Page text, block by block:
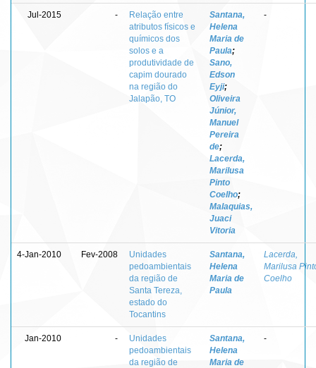
Jul-2015 -
Relação entre
atributos físicos e
químicos dos
solos e a
produtividade de
capim dourado
na região do
Jalapão, TO
Santana,
Helena
Maria de
Paula;
Sano,
Edson
Eyji;
Oliveira
Júnior,
Manuel
Pereira
de;
Lacerda,
Marilusa
Pinto
Coelho;
Malaquias,
Juaci
Vitoria
-
4-Jan-2010 Fev-2008
Unidades
pedoambientais
da região de
Santa Tereza,
estado do
Tocantins
Santana,
Helena
Maria de
Paula
Lacerda,
Marilusa
Coelho
Jan-2010 -
Unidades
pedoambientais
da região de
Santana,
Helena
Maria de
-